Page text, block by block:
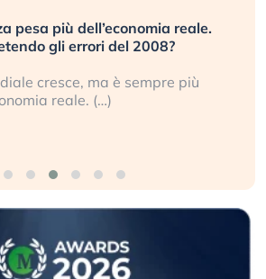
pesa più dell’economia reale.
gli errori del 2008?
cresce, ma è sempre più
reale. (…)